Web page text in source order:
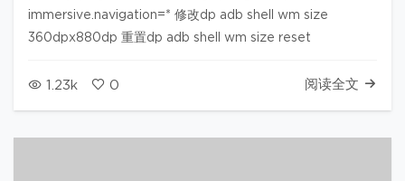
immersive.navigation=* 修改dp adb shell wm size
360dpx880dp 重置dp adb shell wm size reset
1.23k 0 阅读全文